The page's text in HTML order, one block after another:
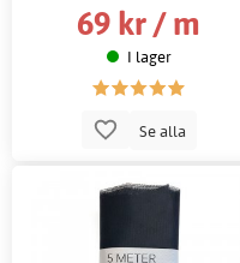
69 kr / m
I lager
Se alla